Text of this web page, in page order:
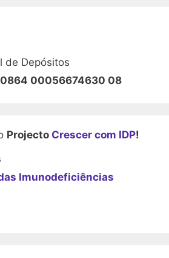
de Depósitos
00056674630 08
Projecto Crescer com IDP!
Imunodeficiências